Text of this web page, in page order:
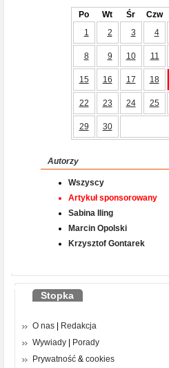
Po Wt Śr Czw
1
2 3 4
8 9 10 11
15 16 17 18
22 23 24 25
29 30
Autorzy
Wszyscy
Artykuł sponsorowany
Sabina Iling
Marcin Opolski
Krzysztof Gontarek
Stopka
O nas
Redakcja
Wywiady
Porady
Prywatność & cookies